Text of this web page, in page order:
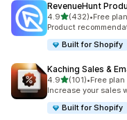
RevenueHunt
4.95つ星中
(432)
合計レビュー数：432件
•Free
Product
Built for Shopify
Kaching Sales &
4.95つ星中
(101)
合計レビュー数：101件
•Free
Increase your sales
Built for Shopify